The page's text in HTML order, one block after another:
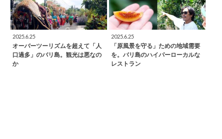
2025.6.25
オーバーツーリズムを超えて「人
口過多」のバリ島。観光は悪なの
か
2025.6.25
「原風景を守る」ための地域需要
を。バリ島のハイパーローカルな
レストラン